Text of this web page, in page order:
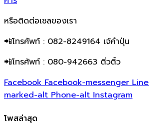
หรือติดต่อเซลของเรา
📲โทรศัพท์ : 082-8249164 เจ้คำปุ่น
📲โทรศัพท์ : 080-942663 ติ่วติ้ว
Facebook Facebook-messenger Line
marked-alt Phone-alt Instagram
โพสล่าสุด